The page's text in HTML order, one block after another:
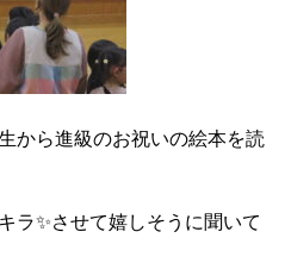
から進級のお祝いの絵本を読
ラ✨させて嬉しそうに聞いて